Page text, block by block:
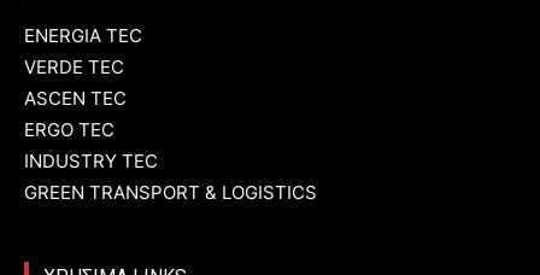
ENERGIA TEC
VERDE TEC
ASCEN TEC
ERGO TEC
INDUSTRY TEC
GREEN TRANSPORT & LOGISTICS